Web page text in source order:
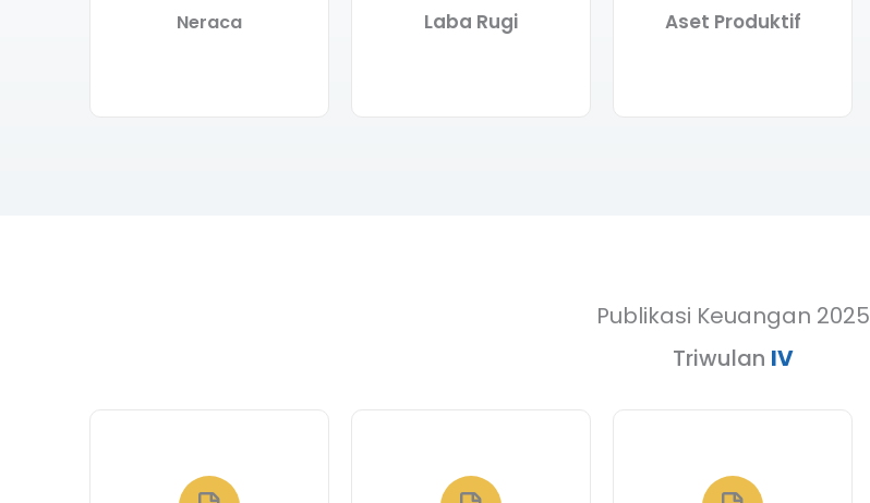
Neraca Laba Rugi Aset Produktif
Publikasi Keuangan 2025
Triwulan IV